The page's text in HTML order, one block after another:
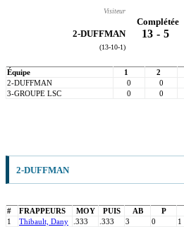
Visiteur
2-DUFFMAN
(13-10-1)
Complétée
13 - 5
Équipe 1 2
2-DUFFMAN
0 0
3-GROUPE LSC
0 0
2-DUFFMAN
# FRAPPEURS MOY PUIS AB P
1
Thibault, Dany .333 .333 3 0 1